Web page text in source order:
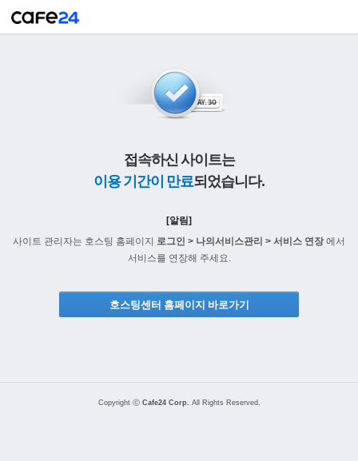
접속하신 사이트는
이용 기간이 만료되었습니다.
[알림]
사이트 관리자는 호스팅 홈페이지 로그인 > 나의서비스관리 > 서비스 연장에서
서비스를 연장해 주세요.
호스팅센터 홈페이지 바로가기
Copyright ⓒ Cafe24 Corp. All Rights Reserved.